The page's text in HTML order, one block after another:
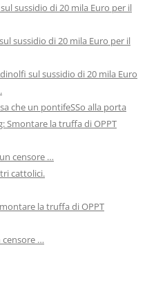
sussidio di 20 mila Euro per il
sussidio di 20 mila Euro per il
sul sussidio di 20 mila Euro
che un pontifeSSo alla porta
Smontare la truffa di OPPT
censore …
cattolici.
la truffa di OPPT
censore …